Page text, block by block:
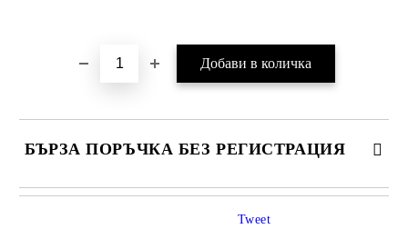
БЪРЗА ПОРЪЧКА БЕЗ РЕГИСТРАЦИЯ
Tweet